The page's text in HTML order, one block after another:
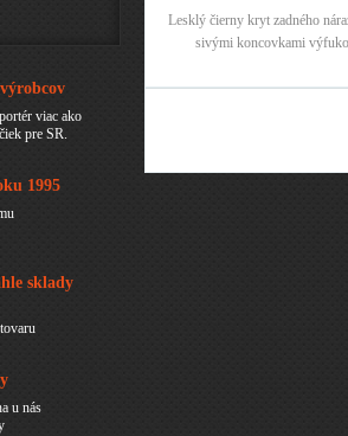
Lesklý čierny kryt zadného
sivými koncovkami
viac ako
pre SR.
1995
sklady
u nás